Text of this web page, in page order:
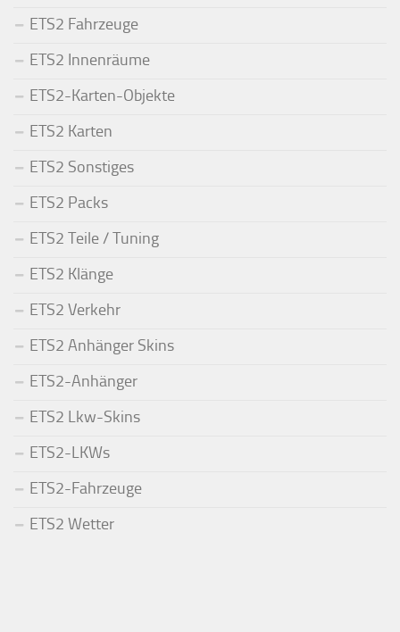
ETS2 Fahrzeuge
ETS2 Innenräume
ETS2-Karten-Objekte
ETS2 Karten
ETS2 Sonstiges
ETS2 Packs
ETS2 Teile / Tuning
ETS2 Klänge
ETS2 Verkehr
ETS2 Anhänger Skins
ETS2-Anhänger
ETS2 Lkw-Skins
ETS2-LKWs
ETS2-Fahrzeuge
ETS2 Wetter